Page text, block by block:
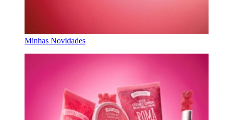
Minhas Novidades